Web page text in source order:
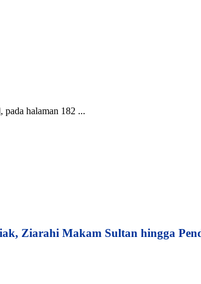
pada halaman 182 ...
Ziarahi Makam Sultan hingga